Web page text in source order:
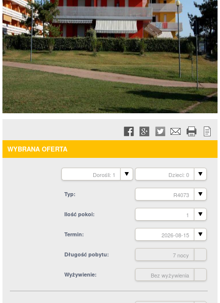
WYBRANA OFERTA
Dorośli: 1 Dzieci: 0
Typ R4073
Ilość pokoi 1
Termin 2026-08-15
Długość pobytu 7 nocy
Wyżywienie Bez wyżywienia